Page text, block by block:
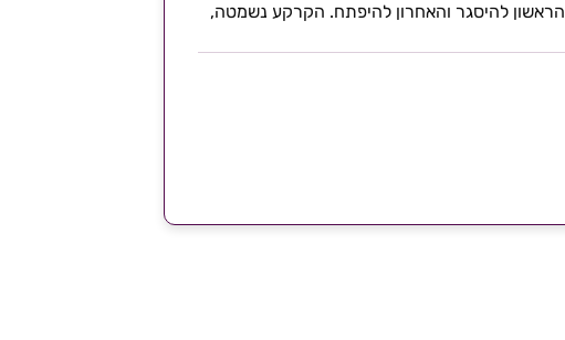
הראשון להיסגר והאחרון להיפתח. הקרקע נשמטה,